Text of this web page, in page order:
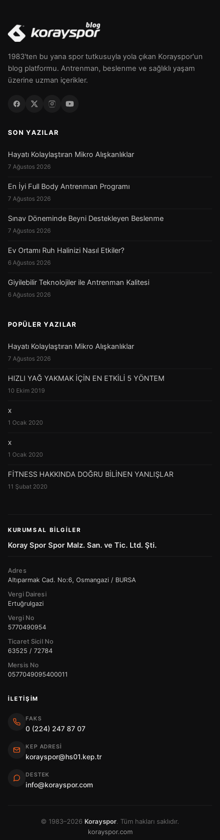
1983'ten bu yana spor tutkusuyla yola çıkan Korayspor'un
blog platformu. Antrenman, beslenme ve sağlıklı yaşam
üzerine uzman içerikler.
SON YAZILAR
Hayatı Kolaylaştıran Mikro Alışkanlıklar
7 Ağustos 2026
En İyi Full Body Antrenman Programı
7 Ağustos 2026
Sınav Döneminde Beyni Destekleyen Beslenme
7 Ağustos 2026
Ev Ortamı Ruh Halinizi Nasıl Etkiler?
6 Ağustos 2026
Giyilebilir Teknolojiler ile Antrenman Kalitesi
6 Ağustos 2026
POPÜLER YAZILAR
Hayatı Kolaylaştıran Mikro Alışkanlıklar
7 Ağustos 2026
HIZLI YAĞ YAKMAK İÇİN EN ETKİLİ 5 YÖNTEM
10 Ekim 2019
x
1 Ocak 2020
x
1 Ocak 2020
FİTNESS HAKKINDA DOĞRU BİLİNEN YANLIŞLAR
11 Şubat 2020
KURUMSAL BILGILER
Koray Spor Spor Malz. San. ve Tic. Ltd. Şti.
Adres
Altıparmak Cad. No:6, Osmangazi / BURSA
Vergi Dairesi
Ertuğrulgazi
Vergi No
5770490954
Ticaret Sicil No
63525 / 72784
Mersis No
0577049095400011
İLETIŞIM
FAKS
0 (224) 247 87 07
KEP ADRESI
korayspor@hs01.kep.tr
DESTEK
info@korayspor.com
© 1983–2026 Korayspor. Tüm hakları saklıdır.
korayspor.com